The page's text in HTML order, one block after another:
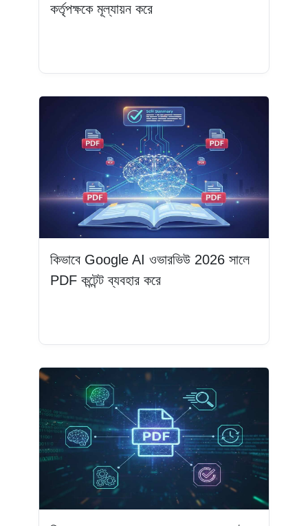
কর্তৃপক্ষকে মূল্যায়ন করে
কিভাবে Google AI ওভারভিউ 2026 সালে
PDF কন্টেন্ট ব্যবহার করে